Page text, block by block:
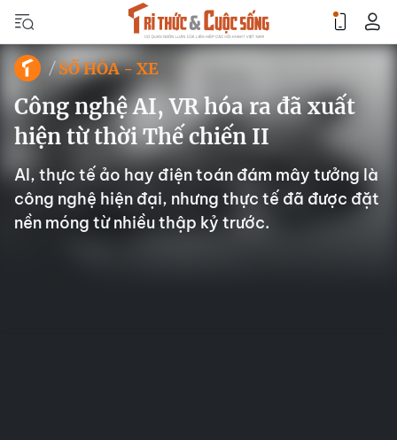
SỐ HÓA - XE
Công nghệ AI, VR hóa ra đã xuất
hiện từ thời Thế chiến II
AI, thực tế ảo hay điện toán đám mây tưởng là
công nghệ hiện đại, nhưng thực tế đã được đặt
nền móng từ nhiều thập kỷ trước.